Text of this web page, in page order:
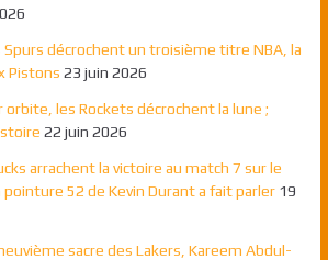
Spurs décrochent un troisième titre NBA, la
Pistons 23 juin 2026
orbite, les Rockets décrochent la lune ;
22 juin 2026
arrachent la victoire au match 7 sur le
52 de Kevin Durant a fait parler 19
sacre des Lakers, Kareem Abdul-